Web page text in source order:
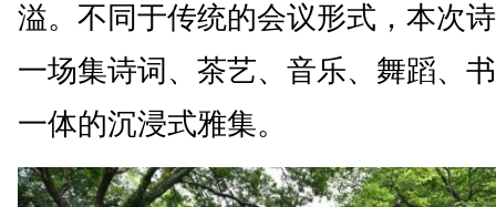
溢。不同于传统的会议形式，本次
一场集诗词、茶艺、音乐、舞蹈、
一体的沉浸式雅集。